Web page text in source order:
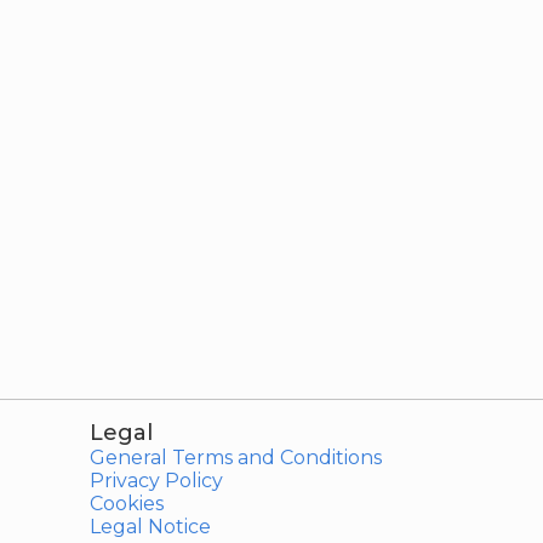
Legal
General Terms and Conditions
Privacy Policy
Cookies
Legal Notice